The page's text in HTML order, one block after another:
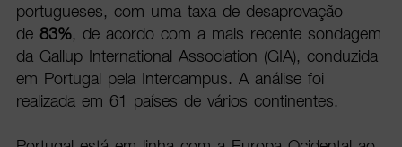
portugueses, com uma taxa de desaprovação
de 83%, de acordo com a mais recente sondagem
da Gallup International Association (GIA), conduzida
em Portugal pela Intercampus. A análise foi
realizada em 61 países de vários continentes.